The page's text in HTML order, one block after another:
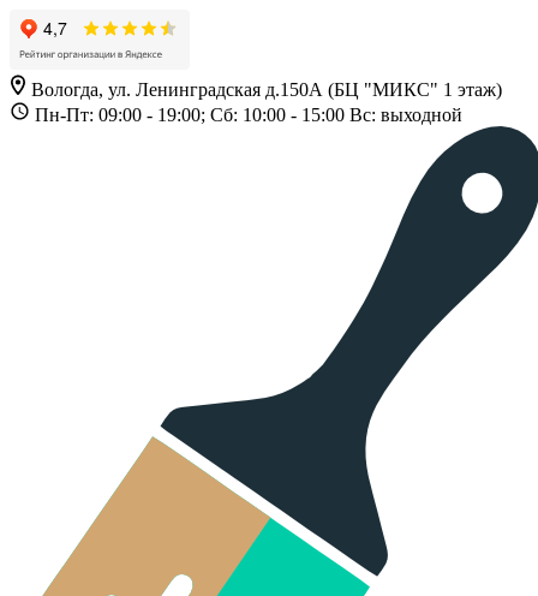
Вологда, ул. Ленинградская д.150А (БЦ "МИКС" 1 этаж)
Пн-Пт: 09:00 - 19:00; Сб: 10:00 - 15:00 Вс: выходной